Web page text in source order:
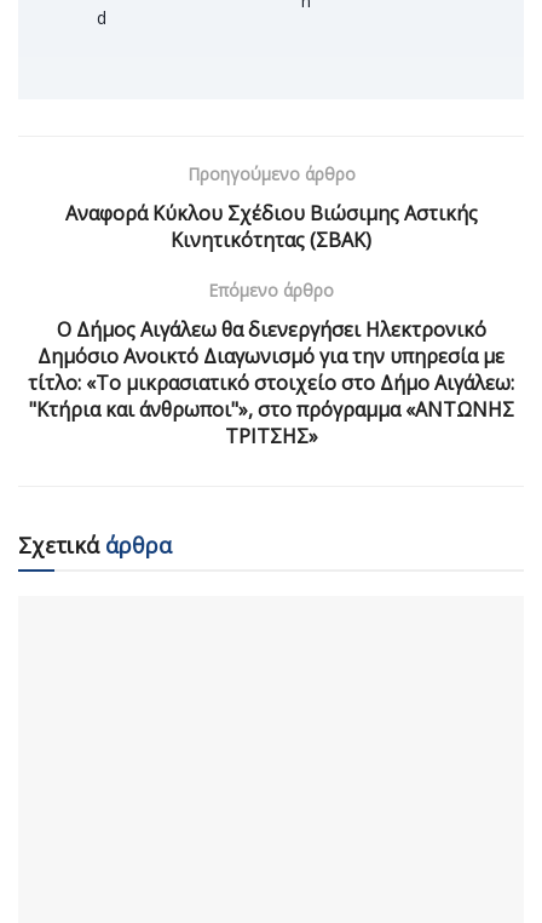
Προηγούμενο άρθρο
Αναφορά Κύκλου Σχέδιου Βιώσιμης Αστικής
Κινητικότητας (ΣΒΑΚ)
Επόμενο άρθρο
Ο Δήμος Αιγάλεω θα διενεργήσει Ηλεκτρονικό
Δημόσιο Ανοικτό Διαγωνισμό για την υπηρεσία με
τίτλο: «Το μικρασιατικό στοιχείο στο Δήμο Αιγάλεω:
"Κτήρια και άνθρωποι"», στο πρόγραμμα «ΑΝΤΩΝΗΣ
ΤΡΙΤΣΗΣ»
Σχετικάάρθρα